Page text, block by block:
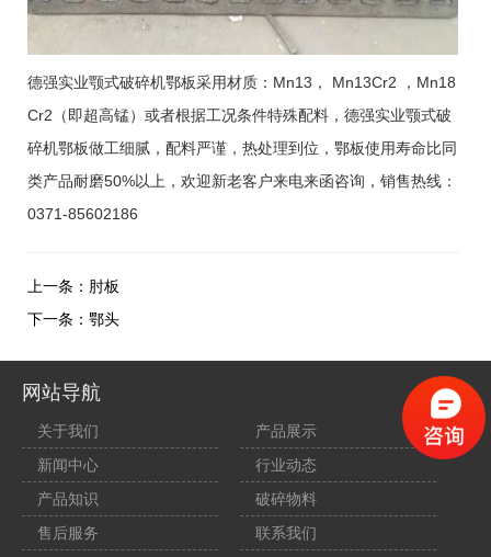
德强实业颚式破碎机鄂板采用材质：Mn13， Mn13Cr2 ，Mn18
Cr2（即超高锰）或者根据工况条件特殊配料，德强实业颚式破
碎机鄂板做工细腻，配料严谨，热处理到位，鄂板使用寿命比同
类产品耐磨50%以上，欢迎新老客户来电来函咨询，销售热线：
0371-85602186
上一条： 肘板
下一条： 鄂头
网站导航
关于我们
产品展示
新闻中心
行业动态
产品知识
破碎物料
售后服务
联系我们